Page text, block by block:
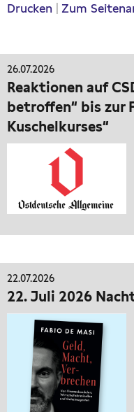
Drucken Zum
26.07.2026
Reaktionen auf
betroffen“ bis zur
Kuschelkurses“
22.07.2026
22. Juli 2026